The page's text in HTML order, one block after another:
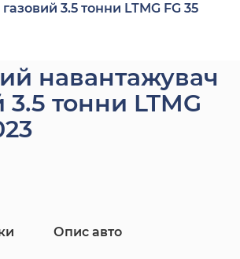
3.5 тонни LTMG FG 35
навантажувач
3.5 тонни LTMG
Опис авто